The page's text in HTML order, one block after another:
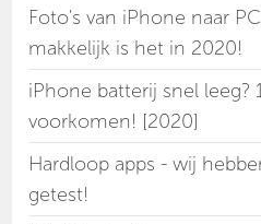
Foto's van iPhone naar
makkelijk is het in 2020!
iPhone batterij snel leeg?
voorkomen! [2020]
Hardloop apps - wij
getest!